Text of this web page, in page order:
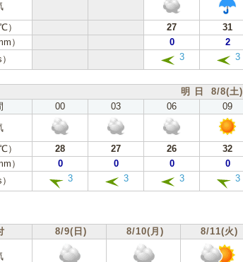
27 31
）
0 2
3 3
明 日 8/8(土)
00 03 06 09
28 27 26 32
）
0 0 0 0
3 3 3 3
8/9(日) 8/10(月) 8/11(火)